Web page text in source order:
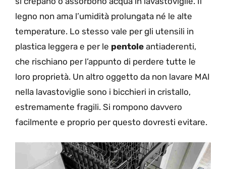
legno non ama l’umidità prolungata né le alte
temperature. Lo stesso vale per gli utensili in
plastica leggera e per le pentole antiaderenti,
che rischiano per l’appunto di perdere tutte le
loro proprietà. Un altro oggetto da non lavare MAI
nella lavastoviglie sono i bicchieri in cristallo,
estremamente fragili. Si rompono davvero
facilmente e proprio per questo dovresti evitare.